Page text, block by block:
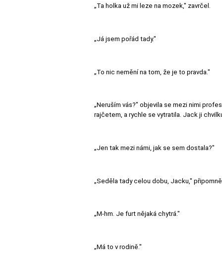
„Ta holka už mi leze na mozek," zavrčel.
„Já jsem pořád tady."
„To nic nemění na tom, že je to pravda."
„Neruším vás?" objevila se mezi nimi
rajčetem, a rychle se vytratila. Jack ji
„Jen tak mezi námi, jak se sem dostala?"
„Seděla tady celou dobu, Jacku,"
„M-hm. Je furt nějaká chytrá."
„Má to v rodině."